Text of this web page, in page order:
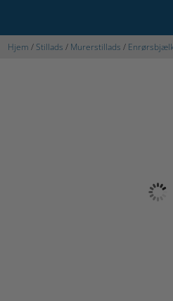
Hjem / Stillads / Murerstillads /